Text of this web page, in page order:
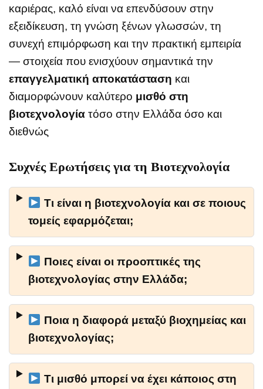
καριέρας, καλό είναι να επενδύσουν στην
εξειδίκευση, τη γνώση ξένων γλωσσών, τη
συνεχή επιμόρφωση και την πρακτική εμπειρία
— στοιχεία που ενισχύουν σημαντικά την
επαγγελματική αποκατάσταση και
διαμορφώνουν καλύτερο μισθό στη
βιοτεχνολογία τόσο στην Ελλάδα όσο και
διεθνώς
Συχνές Ερωτήσεις για τη Βιοτεχνολογία
Τι είναι η βιοτεχνολογία και σε ποιους
τομείς εφαρμόζεται;
Ποιες είναι οι προοπτικές της
βιοτεχνολογίας στην Ελλάδα;
Ποια η διαφορά μεταξύ βιοχημείας και
βιοτεχνολογίας;
Τι μισθό μπορεί να έχει κάποιος στη